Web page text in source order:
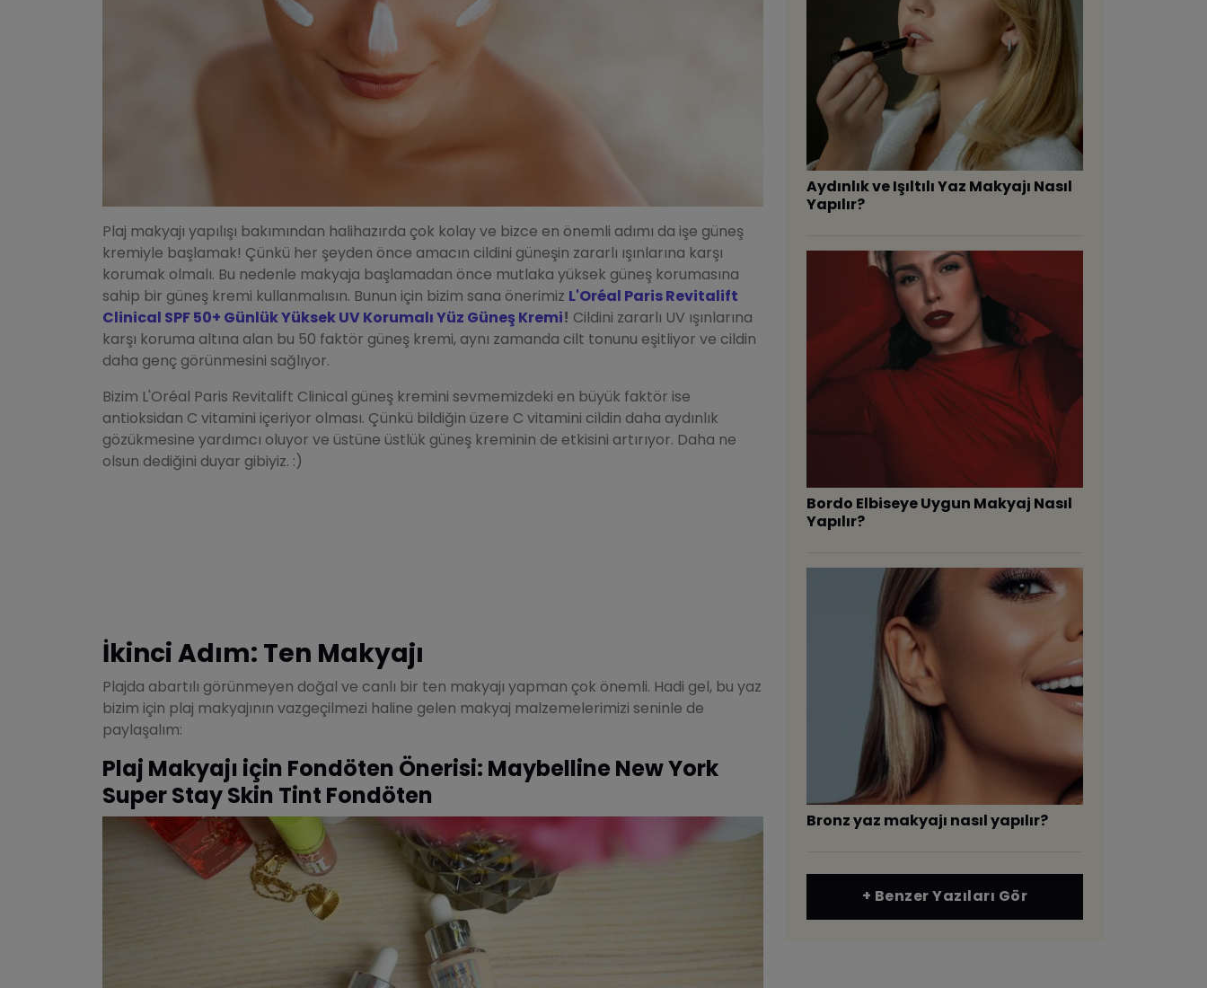
Plaj makyajı yapılışı bakımından halihazırda çok kolay ve bizce en önemli adımı da işe güneş
kremiyle başlamak! Çünkü her şeyden önce amacın cildini güneşin zararlı ışınlarına karşı
korumak olmalı. Bu nedenle makyaja başlamadan önce mutlaka yüksek güneş korumasına
sahip bir güneş kremi kullanmalısın. Bunun için bizim sana önerimiz L'Oréal Paris Revitalift
Clinical SPF 50+ Günlük Yüksek UV Korumalı Yüz Güneş Kremi! Cildini zararlı UV ışınlarına
karşı koruma altına alan bu 50 faktör güneş kremi, aynı zamanda cilt tonunu eşitliyor ve cildin
daha genç görünmesini sağlıyor.
Bizim L'Oréal Paris Revitalift Clinical güneş kremini sevmemizdeki en büyük faktör ise
antioksidan C vitamini içeriyor olması. Çünkü bildiğin üzere C vitamini cildin daha aydınlık
gözükmesine yardımcı oluyor ve üstüne üstlük güneş kreminin de etkisini artırıyor. Daha ne
olsun dediğini duyar gibiyiz. :)
İkinci Adım: Ten Makyajı
Plajda abartılı görünmeyen doğal ve canlı bir ten makyajı yapman çok önemli. Hadi gel, bu yaz
bizim için plaj makyajının vazgeçilmezi haline gelen makyaj malzemelerimizi seninle de
paylaşalım:
Plaj Makyajı için Fondöten Önerisi: Maybelline New York
Super Stay Skin Tint Fondöten
Aydınlık ve Işıltılı Yaz Makyajı Nasıl
Yapılır?
Bordo Elbiseye Uygun Makyaj Nasıl
Yapılır?
Bronz yaz makyajı nasıl yapılır?
+ Benzer Yazıları Gör